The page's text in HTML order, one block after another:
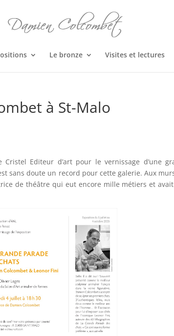
Le bronze Visites et lectures
à St-Malo
Editeur d’art pour le vernissage d’une
sans doute un record pour cette galerie. Aux
de théâtre qui eut encore mille métiers et